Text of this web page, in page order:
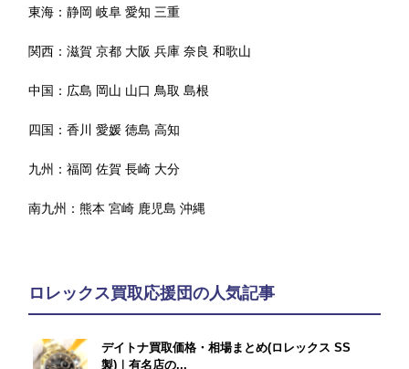
東海：静岡 岐阜 愛知 三重
関西：滋賀 京都 大阪 兵庫 奈良 和歌山
中国： 広島 岡山 山口 鳥取 島根
四国：香川 愛媛 徳島 高知
九州：福岡 佐賀 長崎 大分
南九州：熊本 宮崎 鹿児島 沖縄
ロレックス買取応援団の人気記事
デイトナ買取価格・相場まとめ(ロレックス SS
製)｜有名店の...